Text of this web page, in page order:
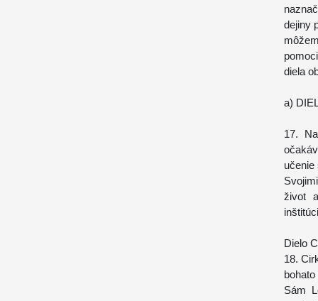
dejiny
diela
a)
17.
život
Dielo
18.
Sám